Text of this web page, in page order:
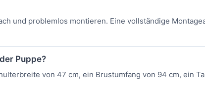
und problemlos montieren. Eine vollständige
Puppe?
von 47 cm, ein Brustumfang von 94 cm, ein